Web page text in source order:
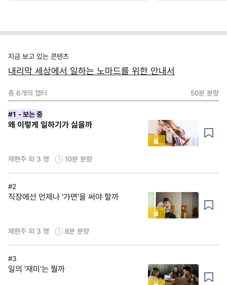
지금 보고 있는 콘텐츠
내리막 세상에서 일하는 노마드를 위한 안내서
총 6개의 챕터 50분 분량
#1 - 보는 중
왜 이렇게 일하기가 싫을까
제현주 외 3 명 10분 분량
#2
직장에선 언제나 '가면'을 써야 할까
제현주 외 3 명 8분 분량
#3
일의 '재미'는 뭘까